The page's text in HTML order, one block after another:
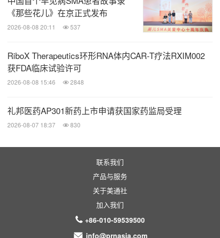
《那些花儿》在京正式发布
2026-08-08 20:11 537
RiboX Therapeutics环形RNA体内CAR-T疗法RXIM002
获FDA临床试验许可
2026-08-08 15:46 2848
礼邦医药AP301新药上市申请获国家药监局受理
2026-08-07 18:37 830
联系我们
产品与服务
关于美通社
加入我们
+86-010-59539500
info@prnasia.com